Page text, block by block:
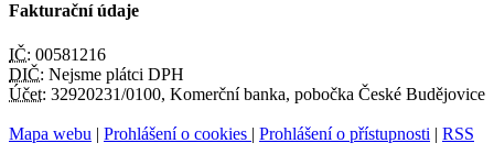
Fakturační údaje
IČ: 00581216
DIČ: Nejsme plátci DPH
Účet: 32920231/0100, Komerční banka, pobočka České Budějovice
Mapa webu | Prohlášení o cookies | Prohlášení o přístupnosti | RSS